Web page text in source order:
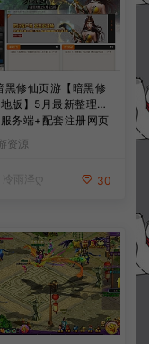
黑修仙页游【暗黑修
版】5月最新整理Wi
务端+配套注册网页
具+PC客户端+详细
程
资源
冷雨泽ღ 30